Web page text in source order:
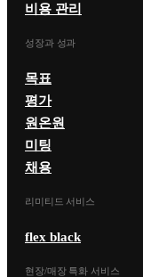
비용 관리
성장과 성과
목표
평가
원온원
미팅
채용
리미티드 서비스
flex black
현장/매장 특화 서비스